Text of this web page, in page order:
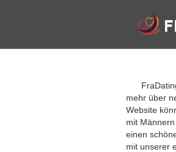
mehr über
Website
mit
einen
mit unserer